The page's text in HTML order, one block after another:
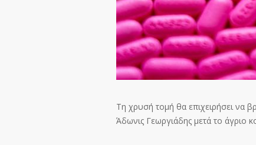
Τη χρυσή τομή θα επιχειρήσει να
Άδωνις Γεωργιάδης μετά το άγριο